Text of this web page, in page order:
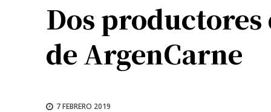
Dos
de ArgenCarne
7 FEBRERO 2019